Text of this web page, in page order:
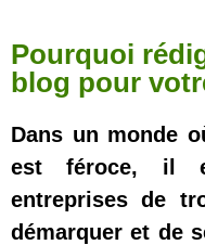
Pourquoi
blog pour
Dans un monde
est féroce, il
entreprises de
démarquer et de